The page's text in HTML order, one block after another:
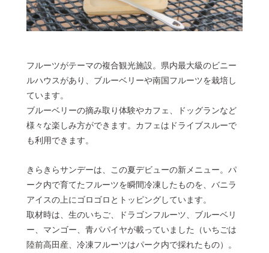
フルーツがテーマの複合観光施設。県内最大級のビニー
ルハウスがあり、ブルーベリーや南国フルーツを栽培し
ています。
ブルーベリーの摘み取り体験やカフェ、ドッグランなど
様々な楽しみ方ができます。カフェはドライブスルーで
も利用できます。
きらきらサンデーは、この夏デビューの新メニュー。パ
ーク内で育てたフルーツを瞬間冷凍したものを、バニラ
アイスの上にゴロゴロとトッピングしています。
取材時は、生のいちご、ドラゴンフルーツ、ブルーベリ
ー、マンゴー、青パパイヤが載っていました（いちごは
陸前高田産、冷凍フルーツはパーク内で採れたもの）。